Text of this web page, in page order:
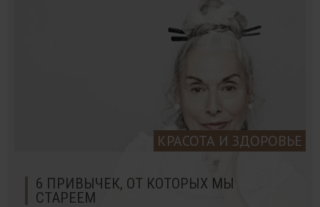
КРАСОТА И ЗДОРОВЬЕ
6 ПРИВЫЧЕК, ОТ КОТОРЫХ МЫ
СТАРЕЕМ